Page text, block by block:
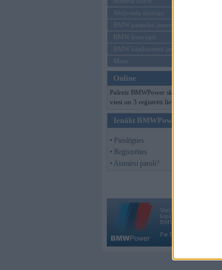
Sērijveida tūnings
BMW pasaules jaunumi
BMW koncepti
BMW konkurentu jaunumi
Moto
Online
Pašreiz BMWPower skatās 347
viesi un 3 reģistrēti lietotāji.
Ienākt BMWPower
• Pieslēgties
• Reģistrēties
• Aizmirsi paroli?
Vortāls BMWPower.lv
kopš 2002. gada 14.
BMW AG.
Par BMWPower